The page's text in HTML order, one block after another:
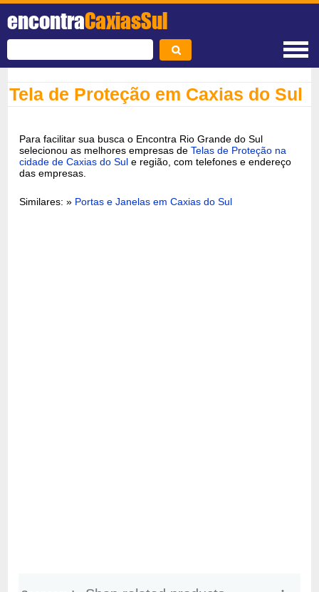
encontraCaxiasSul
Tela de Proteção em Caxias do Sul
Para facilitar sua busca o Encontra Rio Grande do Sul
selecionou as melhores empresas deTelas de Proteção na
cidade de Caxias do Sul e região, com telefones e endereço
das empresas.
Similares: » Portas e Janelas em Caxias do Sul